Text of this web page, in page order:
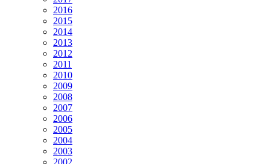
2016
2015
2014
2013
2012
2011
2010
2009
2008
2007
2006
2005
2004
2003
2002